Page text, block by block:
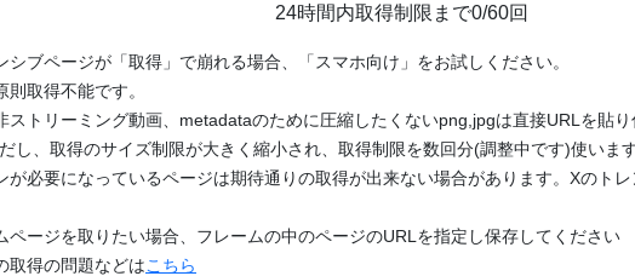
24時間内取得制限まで0/60回
シブページが「取得」で崩れる場合、「スマホ向け」をお試しください。
則取得不能です。
ストリーミング動画、metadataのために圧縮したくないpng,jpgは直接URLを貼
し、取得のサイズ制限が大きく縮小され、取得制限を数回分(調整中です)使います
が必要になっているページは期待通りの取得が出来ない場合があります。Xのト
ページを取りたい場合、フレームの中のページのURLを指定し保存してください
取得の問題などはこちら